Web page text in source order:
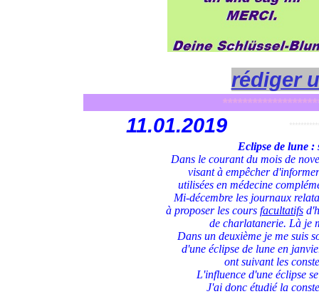
rédiger
11.01.2019
Eclipse de lune :
Dans le courant du mois de
visant à empêcher
utilisées en médecine
Mi-décembre les journaux
à proposer les cours facultatifs
de charlatanerie. Là je
Dans un deuxième je me suis
d'une éclipse de lune en
ont suivant les
L'influence d'une éclipse
J'ai donc étudié la